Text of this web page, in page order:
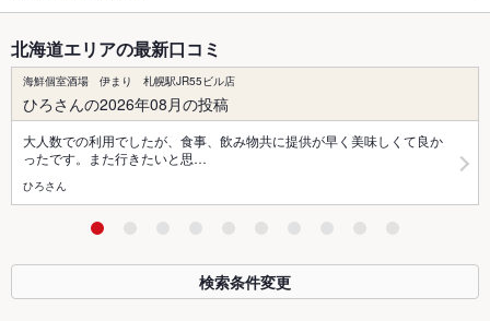
北海道エリアの最新口コミ
海鮮個室酒場 伊まり 札幌駅JR55ビル店
ひろさんの2026年08月の投稿
大人数での利用でしたが、食事、飲み物共に提供が早く美味しくて良か
ったです。また行きたいと思…
ひろさん
検索条件変更